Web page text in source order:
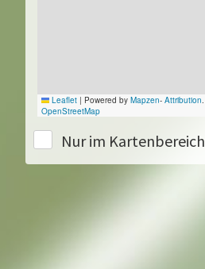
Leaflet | Powered by Mapzen- Attribution
OpenStreetMap
Nur im Kartenbereich